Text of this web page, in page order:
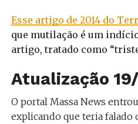
Esse artigo de 2014 do
que mutilação é um
artigo, tratado como
Atualização
O portal Massa News
explicando que teria falado